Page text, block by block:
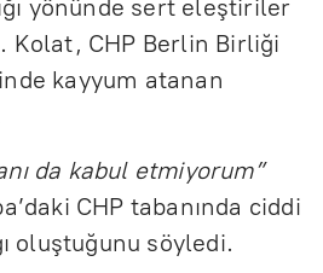
yönünde sert eleştiriler
Kolat, CHP Berlin Birliği
kayyum atanan
da kabul etmiyorum”
CHP tabanında ciddi
oluştuğunu söyledi.